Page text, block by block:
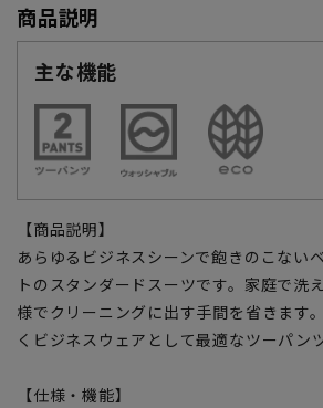
商品説明
主な機能
【商品説明】
あらゆるビジネスシーンで飽きのこない
トのスタンダードスーツです。家庭で洗
様でクリーニングに出す手間を省きます
くビジネスウェアとして最適なツーパン
【仕様・機能】